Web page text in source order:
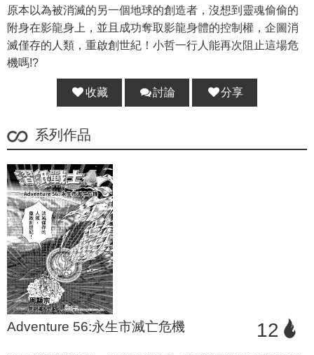
原本以為被消滅的另一個地球的創造者，沒想到靈魂偷偷的
附身在影龍身上，並且成功奪取影龍身體的控制權，企圖消
滅僅存的人類，重啟創世紀！小哲一行人能再次阻止這場危
機嗎!?
收藏 討論 分享 :
分享
系列作品
Adventure 56:永生市滅亡危機 12